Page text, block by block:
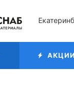
АКЦИИ